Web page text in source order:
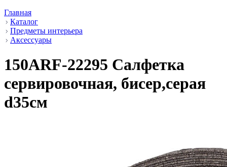
Главная
Каталог
Предметы интерьера
Аксессуары
150ARF-22295 Салфетка
сервировочная, бисер,серая
d35см